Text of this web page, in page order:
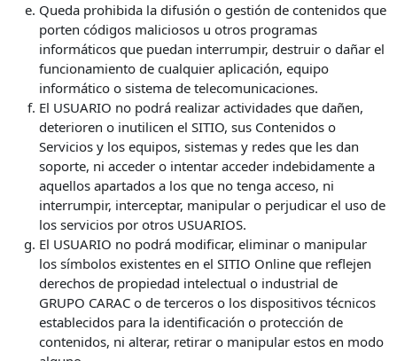
Queda prohibida la difusión o gestión de contenidos que
porten códigos maliciosos u otros programas
informáticos que puedan interrumpir, destruir o dañar el
funcionamiento de cualquier aplicación, equipo
informático o sistema de telecomunicaciones.
El USUARIO no podrá realizar actividades que dañen,
deterioren o inutilicen el SITIO, sus Contenidos o
Servicios y los equipos, sistemas y redes que les dan
soporte, ni acceder o intentar acceder indebidamente a
aquellos apartados a los que no tenga acceso, ni
interrumpir, interceptar, manipular o perjudicar el uso de
los servicios por otros USUARIOS.
El USUARIO no podrá modificar, eliminar o manipular
los símbolos existentes en el SITIO Online que reflejen
derechos de propiedad intelectual o industrial de
GRUPO CARAC o de terceros o los dispositivos técnicos
establecidos para la identificación o protección de
contenidos, ni alterar, retirar o manipular estos en modo